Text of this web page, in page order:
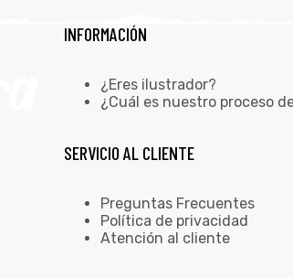
INFORMACIÓN
¿Eres ilustrador?
¿Cuál es nuestro proceso
SERVICIO AL CLIENTE
Preguntas Frecuentes
Política de privacidad
Atención al cliente